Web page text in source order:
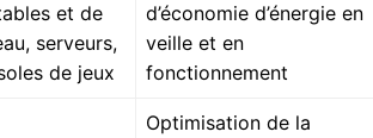
et de
serveurs,
de jeux
d’économie d’énergie en
veille et en
fonctionnement
Optimisation de la